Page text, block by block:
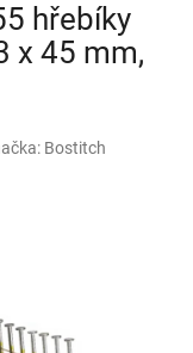
hřebíky
x 45 mm,
Bostitch